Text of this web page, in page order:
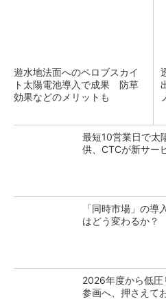
遊水地法面へのペロブスカイ
ト太陽電池導入で成果 防草
効果などのメリットも
最短10営業日で太
供、CTCが新サー
「同時市場」の
はどう変わるか？
2026年度から低圧
参画へ、押さえて